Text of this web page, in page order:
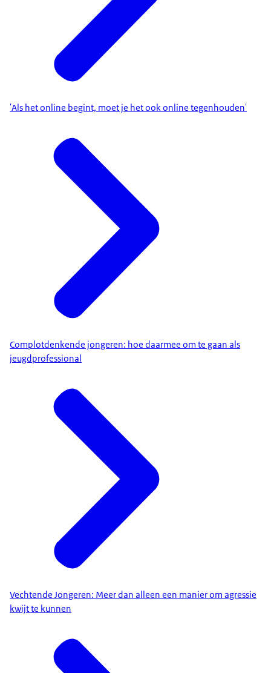
'Als het online begint, moet je het ook online tegenhouden'
Complotdenkende jongeren: hoe daarmee om te gaan als
jeugdprofessional
Vechtende Jongeren: Meer dan alleen een manier om agressie
kwijt te kunnen